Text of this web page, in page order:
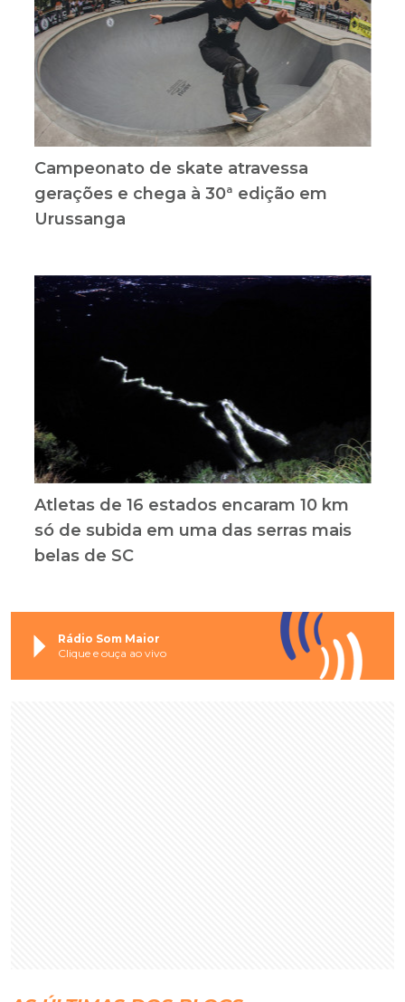
Campeonato de skate atravessa
gerações e chega à 30ª edição em
Urussanga
Atletas de 16 estados encaram 10 km
só de subida em uma das serras mais
belas de SC
Rádio Som Maior
Clique e ouça ao vivo